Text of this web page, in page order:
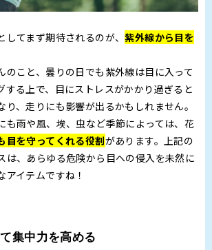
してまず期待されるのが、紫外線から目を
のこと、曇りの日でも紫外線は目に入って
する上で、目にストレスがかかり過ぎると
り、走りにも影響が出るかもしれません。
も雨や風、埃、虫など季節によっては、花
目を守ってくれる役割があります。上記の
は、あらゆる危険から目への侵入を未然に
アイテムですね！
集中力を高める